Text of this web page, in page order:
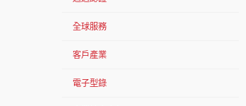
全球服務
客戶產業
電子型錄